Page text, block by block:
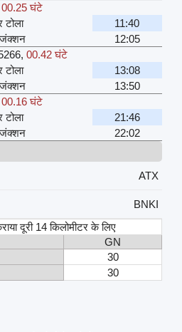
00.25 घंटे
टोला
11:40
12:05
, 00.42 घंटे
टोला
13:08
13:50
00.16 घंटे
टोला
21:46
22:02
ATX
BNKI
दूरी 14 किलोमीटर के लिए
GN
30
30